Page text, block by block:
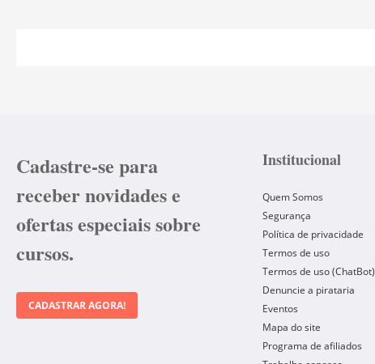
Cadastre-se para
receber novidades e
ofertas especiais sobre
cursos.
CADASTRAR AGORA!
Institucional
Quem Somos
Segurança
Política de privacidade
Termos de uso
Termos de uso (ChatBot)
Denuncie a pirataria
Eventos
Mapa do site
Programa de afiliados